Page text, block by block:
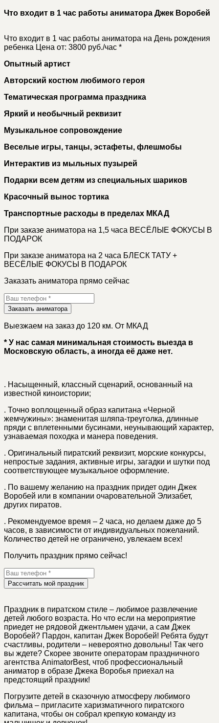
Что входит в 1 час работы аниматора Джек Воробей
Что входит в 1 час работы аниматора на День рождения
ребенка Цена от: 3800 руб./час *
Опытный артист
Авторский костюм любимого героя
Тематическая программа праздника
Яркий и необычный реквизит
Музыкальное сопровождение
Веселые игры, танцы, эстафеты, флешмобы
Интерактив из мыльных пузырей
Подарки всем детям из специальных шариков
Красочный вынос тортика
Транспортные расходы в пределах МКАД
При заказе аниматора на 1,5 часа ВЕСЁЛЫЕ ФОКУСЫ В
ПОДАРОК
При заказе аниматора на 2 часа БЛЕСК ТАТУ +
ВЕСЁЛЫЕ ФОКУСЫ В ПОДАРОК
Заказать аниматора прямо сейчас
Заказать аниматора
Выезжаем на заказ до 120 км. От МКАД
* У нас самая минимальная стоимость выезда в
Московскую область, а иногда её даже нет.
. Насыщенный, классный сценарий, основанный на
известной киноистории;
. Точно воплощенный образ капитана «Черной
жемчужины»: знаменитая шляпа-треуголка, длинные
пряди с вплетенными бусинами, неунывающий характер,
узнаваемая походка и манера поведения.
. Оригинальный пиратский реквизит, морские конкурсы,
непростые задания, активные игры, загадки и шутки под
соответствующее музыкальное оформление.
. По вашему желанию на праздник придет один Джек
Воробей или в компании очаровательной Элизабет,
других пиратов.
. Рекомендуемое время – 2 часа, но делаем даже до 5
часов, в зависимости от индивидуальных пожеланий.
Количество детей не ограничено, увлекаем всех!
Получить праздник прямо сейчас!
Рассчитать мой праздник
Праздник в пиратском стиле – любимое развлечение
детей любого возраста. Но что если на мероприятие
приедет не рядовой джентльмен удачи, а сам Джек
Воробей? Пардон, капитан Джек Воробей! Ребята будут
счастливы, родители – невероятно довольны! Так чего
вы ждете? Скорее звоните операторам праздничного
агентства AnimatorBest, чтоб профессиональный
аниматор в образе Джека Воробья приехал на
предстоящий праздник!
Погрузите детей в сказочную атмосферу любимого
фильма – пригласите харизматичного пиратского
капитана, чтобы он собрал крепкую команду из